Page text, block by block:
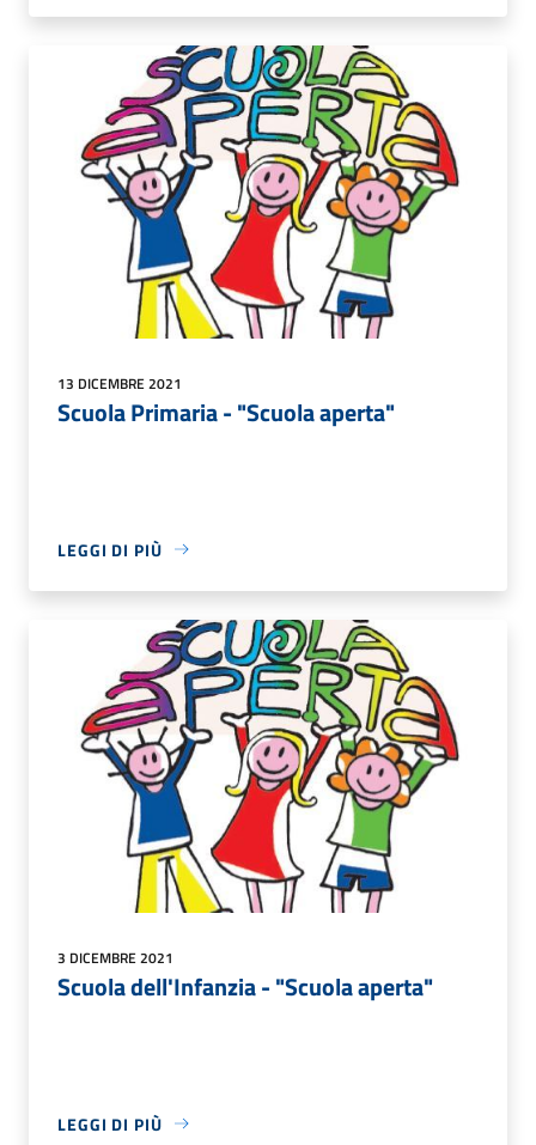
13 DICEMBRE 2021
Scuola Primaria - "Scuola aperta"
LEGGI DI PIÙ
3 DICEMBRE 2021
Scuola dell'Infanzia - "Scuola aperta"
LEGGI DI PIÙ